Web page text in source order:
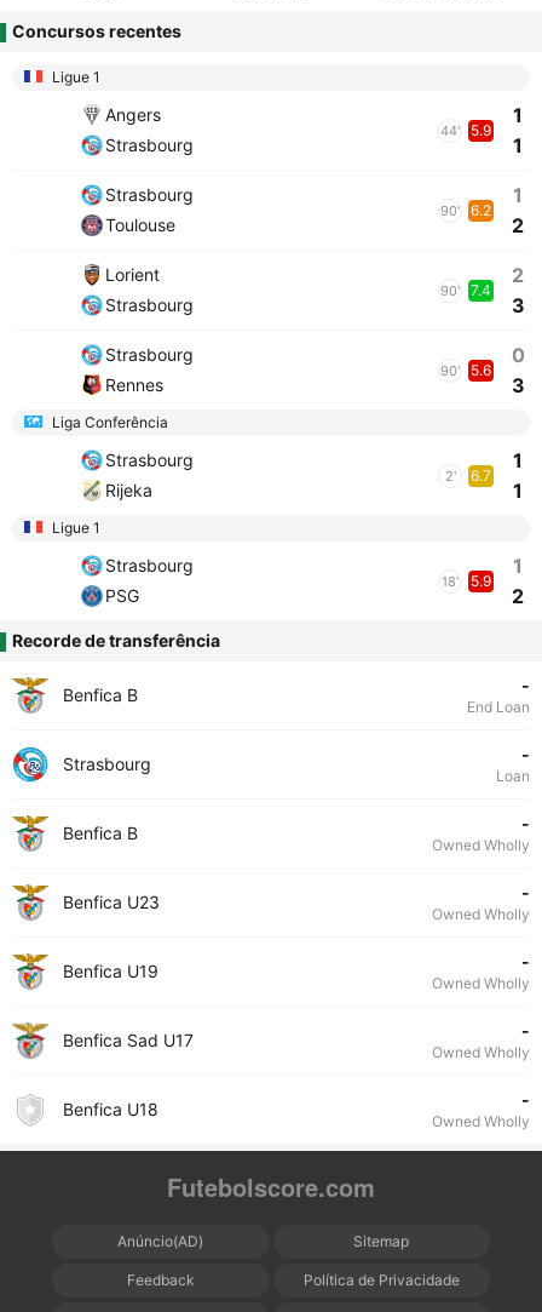
Concursos recentes
Ligue 1
Angers
Strasbourg
44' 5.9
1
1
Strasbourg
Toulouse
90' 6.2
1
2
Lorient
Strasbourg
90' 7.4
2
3
Strasbourg
Rennes
90' 5.6
0
3
Liga Conferência
Strasbourg
Rijeka
2' 6.7
1
1
Ligue 1
Strasbourg
PSG
18' 5.9
1
2
Recorde de transferência
Benfica B -
End Loan
Strasbourg -
Loan
Benfica B -
Owned Wholly
Benfica U23 -
Owned Wholly
Benfica U19 -
Owned Wholly
Benfica Sad U17 -
Owned Wholly
Benfica U18 -
Owned Wholly
Futebolscore.com
Anúncio(AD) Sitemap
Feedback Política de Privacidade